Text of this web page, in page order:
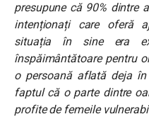
presupune că 90% dintre
intenționați care oferă
situația în sine era
înspăimântătoare pentru
o persoană aflată deja
faptul că o parte dintre
profite de femeile